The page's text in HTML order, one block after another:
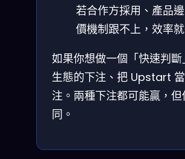
若合作方採用、產品
價機制跟不上，效率
如果你想做一個「快速判
生態的下注、把 Upstart
注。兩種下注都可能贏，
同。